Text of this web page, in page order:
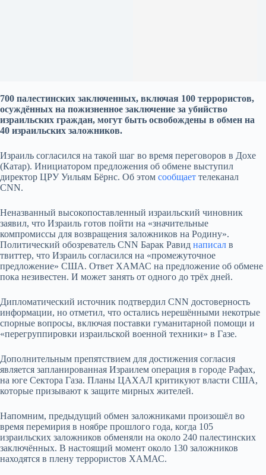
700 палестинских заключенных, включая 100 террористов,
осуждённых на пожизненное заключение за убийство
израильских граждан, могут быть освобождены в обмен на
40 израильских заложников.
Израиль согласился на такой шаг во время переговоров в Дохе
(Катар). Инициатором предложения об обмене выступил
директор ЦРУ Уильям Бёрнс. Об этом сообщает телеканал
CNN.
Неназванный высокопоставленный израильский чиновник
заявил, что Израиль готов пойти на «значительные
компромиссы для возвращения заложников на Родину».
Политический обозреватель CNN Барак Равид написал в
твиттер, что Израиль согласился на «промежуточное
предложение» США. Ответ ХАМАС на предложение об обмене
пока незивестен. И может занять от одного до трёх дней.
Дипломатический источник подтвердил CNN достоверность
информации, но отметил, что остались нерешёнными некотрые
спорные вопросы, включая поставки гуманитарной помощи и
«перегруппировки израильской военной техники» в Газе.
Дополнительным препятствием для достижения согласия
является запланированная Израилем операция в городе Рафах,
на юге Сектора Газа. Планы ЦАХАЛ критикуют власти США,
которые призывают к защите мирных жителей.
Напомним, предыдущий обмен заложниками произошёл во
время перемирия в ноябре прошлого года, когда 105
израильских заложников обменяли на около 240 палестинских
заключённых. В настоящий момент около 130 заложников
находятся в плену террористов ХАМАС.